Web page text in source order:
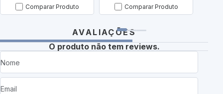
Comparar Produto Comparar Produto
AVALIAÇÕES
O produto não tem reviews.